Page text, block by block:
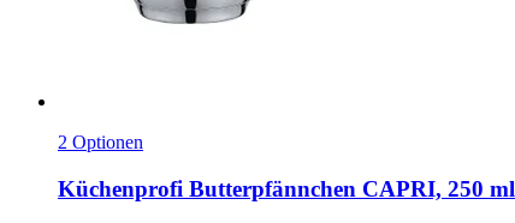
2 Optionen
Küchenprofi Butterpfännchen CAPRI, 250 ml